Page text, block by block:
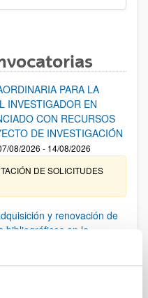
PARA LA
INVESTIGADOR EN
CON RECURSOS
DE INVESTIGACIÓN
08/2026 - 14/08/2026
DE SOLICITUDES
y renovación de
bibliográficos en la
03/2026: Relación